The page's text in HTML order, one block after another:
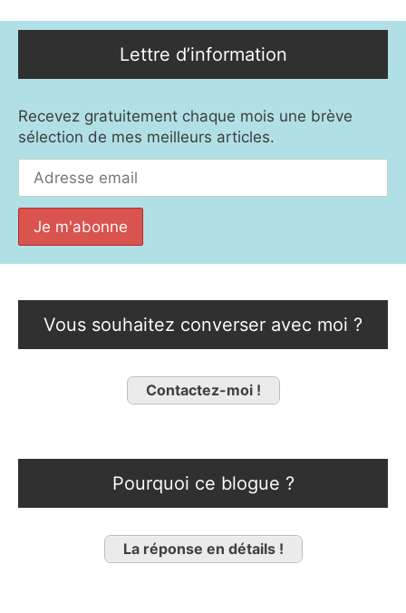
Lettre d’information
Recevez gratuitement chaque mois une brève
sélection de mes meilleurs articles.
Vous souhaitez converser avec moi ?
Contactez-moi !
Pourquoi ce blogue ?
La réponse en détails !